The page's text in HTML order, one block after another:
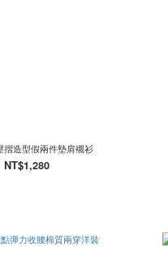
摺造型假兩件墊肩襯衫
NT$1,280